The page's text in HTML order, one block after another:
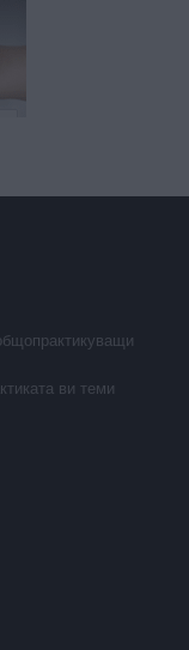
ви теми